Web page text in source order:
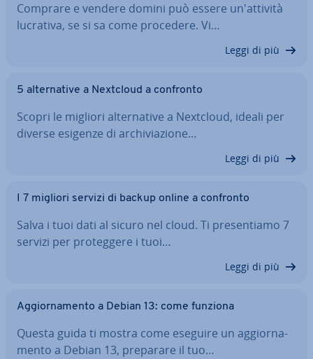
Comprare e vendere domini può essere un'at­ti­vi­tà
lucrativa, se si sa come procedere. Vi…
Leggi di più
5 al­ter­na­ti­ve a Nextcloud a confronto
Scopri le migliori al­ter­na­ti­ve a Nextcloud, ideali per
diverse esigenze di ar­chi­via­zio­ne…
Leggi di più
I 7 migliori servizi di backup online a confronto
Salva i tuoi dati al sicuro nel cloud. Ti pre­sen­tia­mo 7
servizi per pro­teg­ge­re i tuoi…
Leggi di più
Ag­gior­na­men­to a Debian 13: come funziona
Questa guida ti mostra come eseguire un ag­gior­na­
men­to a Debian 13, preparare il tuo…